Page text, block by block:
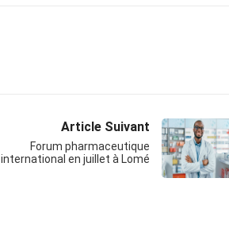
Article Suivant
Forum pharmaceutique
international en juillet à Lomé